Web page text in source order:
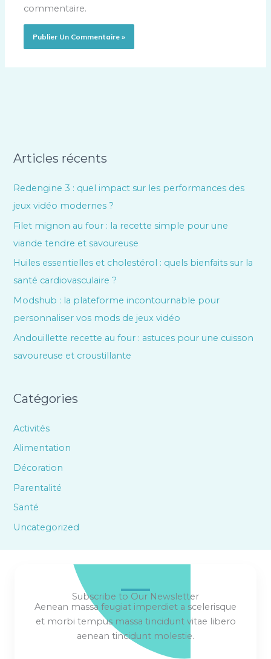
commentaire.
Articles récents
Redengine 3 : quel impact sur les performances des
jeux vidéo modernes ?
Filet mignon au four : la recette simple pour une
viande tendre et savoureuse
Huiles essentielles et cholestérol : quels bienfaits sur la
santé cardiovasculaire ?
Modshub : la plateforme incontournable pour
personnaliser vos mods de jeux vidéo
Andouillette recette au four : astuces pour une cuisson
savoureuse et croustillante
Catégories
Activités
Alimentation
Décoration
Parentalité
Santé
Uncategorized
Subscribe to Our Newsletter
Aenean massa feugiat imperdiet a scelerisque
et morbi tempus massa tincidunt vitae libero
aenean tincidunt molestie.